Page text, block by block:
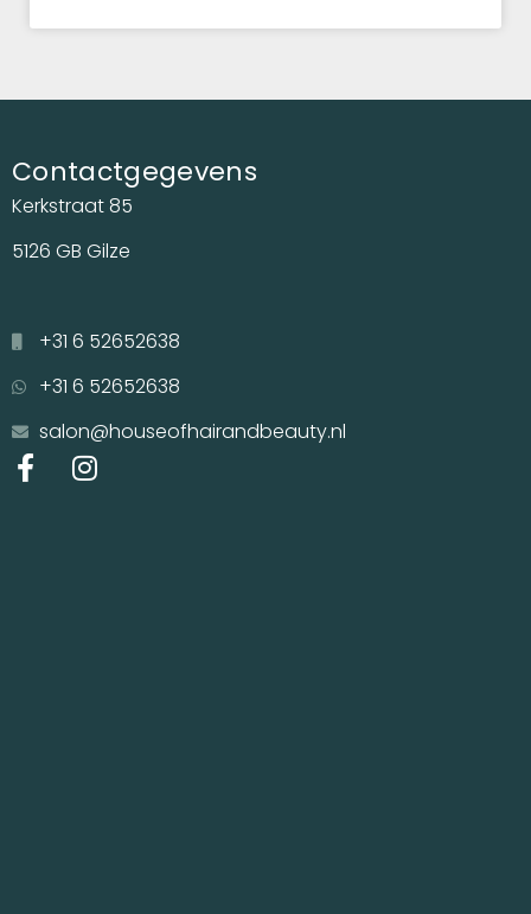
Contactgegevens
Kerkstraat 85
5126 GB Gilze
+31 6 52652638
+31 6 52652638
salon@houseofhairandbeauty.nl